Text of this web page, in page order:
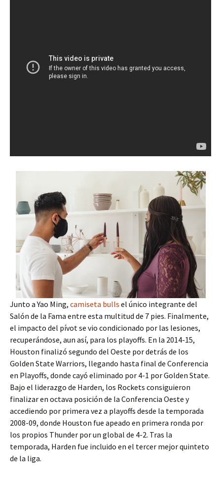
Junto a Yao Ming, camiseta bulls el único integrante del
Salón de la Fama entre esta multitud de 7 pies. Finalmente,
el impacto del pívot se vio condicionado por las lesiones,
recuperándose, aun así, para los playoffs. En la 2014-15,
Houston finalizó segundo del Oeste por detrás de los
Golden State Warriors, llegando hasta final de Conferencia
en Playoffs, donde cayó eliminado por 4-1 por Golden State.
Bajo el liderazgo de Harden, los Rockets consiguieron
finalizar en octava posición de la Conferencia Oeste y
accediendo por primera vez a playoffs desde la temporada
2008-09, donde Houston fue apeado en primera ronda por
los propios Thunder por un global de 4-2. Tras la
temporada, Harden fue incluido en el tercer mejor quinteto
de la liga.